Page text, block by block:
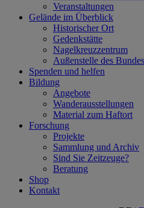
Veranstaltungen
Gelände im Überblick
Historischer Ort
Gedenkstätte
Nagelkreuzzentrum
Außenstelle des
Spenden und helfen
Bildung
Angebote
Wanderausstellungen
Material zum Haftort
Forschung
Projekte
Sammlung und Archiv
Sind Sie Zeitzeuge?
Beratung
Shop
Kontakt